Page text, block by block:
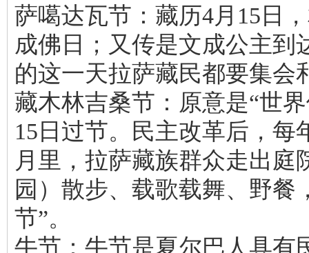
萨噶达瓦节：藏历4月15日
成佛日；又传是文成公主到
的这一天拉萨藏民都要集会
藏木林吉桑节：原意是“世
15日过节。民主改革后，每
月里，拉萨藏族群众走出庭
园）散步、载歌载舞、野餐
节”。
牛节：牛节是夏尔巴人具有